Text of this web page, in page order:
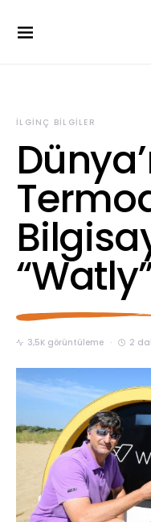
İLGINÇ BILGILER
3,5K görüntüleme 2